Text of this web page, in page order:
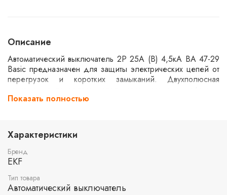
Описание
Автоматический выключатель 2P 25А (B) 4,5кА ВА 47-29
Basic предназначен для защиты электрических цепей от
перегрузок и коротких замыканий. Двухполюсная
сетях. Номинальный ток составляет 25 ампер, а
при перегрузках.
Показать полностью
Характеристики
Бренд
EKF
Тип товара
Автоматический выключатель